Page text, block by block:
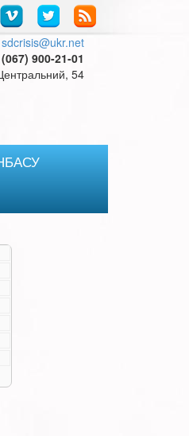
sdcrisis@ukr.net
900-21-01
54